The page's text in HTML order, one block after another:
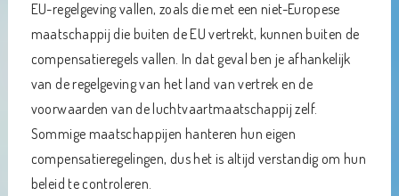
EU-regelgeving vallen, zoals die met een niet-Europese
maatschappij die buiten de EU vertrekt, kunnen buiten de
compensatieregels vallen. In dat geval ben je afhankelijk
van de regelgeving van het land van vertrek en de
voorwaarden van de luchtvaartmaatschappij zelf.
Sommige maatschappijen hanteren hun eigen
compensatieregelingen, dus het is altijd verstandig om hun
beleid te controleren.